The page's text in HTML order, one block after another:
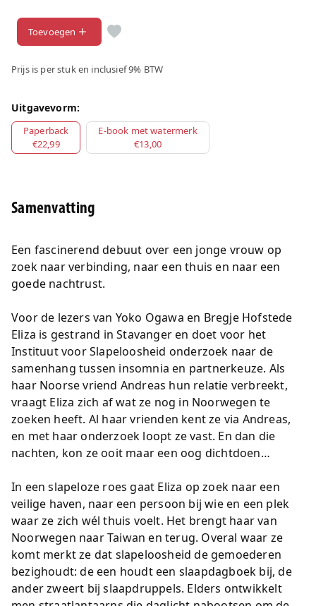
Toevoegen
Prijs is per stuk en inclusief 9% BTW
Uitgavevorm:
Paperback
€22,99
E-book met watermerk
€13,00
Samenvatting
Een fascinerend debuut over een jonge vrouw op
zoek naar verbinding, naar een thuis en naar een
goede nachtrust.
Voor de lezers van Yoko Ogawa en Bregje Hofstede
Eliza is gestrand in Stavanger en doet voor het
Instituut voor Slapeloosheid onderzoek naar de
samenhang tussen insomnia en partnerkeuze. Als
haar Noorse vriend Andreas hun relatie verbreekt,
vraagt Eliza zich af wat ze nog in Noorwegen te
zoeken heeft. Al haar vrienden kent ze via Andreas,
en met haar onderzoek loopt ze vast. En dan die
nachten, kon ze ooit maar een oog dichtdoen…
In een slapeloze roes gaat Eliza op zoek naar een
veilige haven, naar een persoon bij wie en een plek
waar ze zich wél thuis voelt. Het brengt haar van
Noorwegen naar Taiwan en terug. Overal waar ze
komt merkt ze dat slapeloosheid de gemoederen
bezighoudt: de een houdt een slaapdagboek bij, de
ander zweert bij slaapdruppels. Elders ontwikkelt